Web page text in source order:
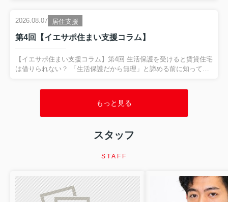
護を受給していることだけで、 賃貸住宅を借りられないわけでは
ありません。 一方で、 保証会社や初期費用、家賃、緊急連絡先な
ど、 入居までに整理が必要なケースがあります。 そして何より大
切なのが、 困ってからではなく、困り始めた段階で相談するこ
と。 今回は、その代表的なサインである、 「家賃滞納」 につい
てお話しします。 家賃を滞納したら、すぐに退去...
2026.08.07 居住支援
第4回【イエサポ住まい支援コラム】
【イエサポ住まい支援コラム】第4回 生活保護を受けると賃貸住宅
は借りられない？ 「生活保護だから無理」と諦める前に知ってほ
借りにくいのか？」 についてお伝えしました。 高齢だからという
う大家さん側の不安が、住まい探しを難しくしているケースがあ
ります。 そのため、保証会社や支援機関、居住支援法人などが関
とが大切だとお伝えしました。 今回は、住まい相談の現場でも非
もっと見る
スタッフ
STAFF